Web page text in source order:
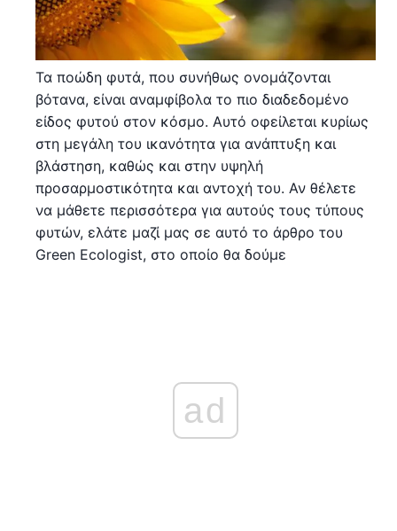
Τα ποώδη φυτά, που συνήθως ονομάζονται
βότανα, είναι αναμφίβολα το πιο διαδεδομένο
είδος φυτού στον κόσμο. Αυτό οφείλεται κυρίως
στη μεγάλη του ικανότητα για ανάπτυξη και
βλάστηση, καθώς και στην υψηλή
προσαρμοστικότητα και αντοχή του. Αν θέλετε
να μάθετε περισσότερα για αυτούς τους τύπους
φυτών, ελάτε μαζί μας σε αυτό το άρθρο του
Green Ecologist, στο οποίο θα δούμε
ad